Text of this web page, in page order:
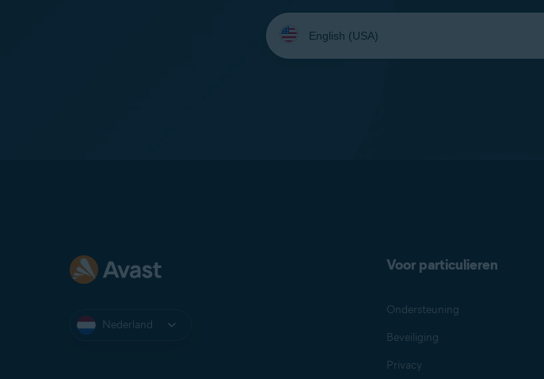
Selecteer
uw
taal:
Nederland
Voor particulieren
Ondersteuning
Beveiliging
Privacy